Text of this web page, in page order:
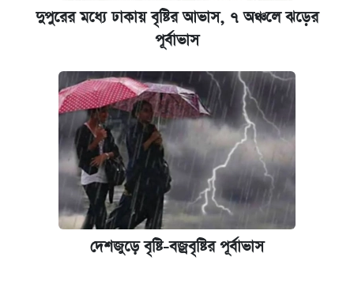
দুপুরের মধ্যে ঢাকায় বৃষ্টির আভাস, ৭ অঞ্চলে ঝড়ের
পূর্বাভাস
দেশজুড়ে বৃষ্টি-বজ্রবৃষ্টির পূর্বাভাস